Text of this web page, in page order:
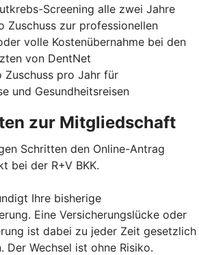
Screening alle zwei Jahre
Zuschuss zur professionellen
volle Kostenübernahme bei den
von DentNet
Zuschuss pro Jahr für
und Gesundheitsreisen
zur Mitgliedschaft
Schritten den Online-Antrag
bei der R+V BKK.
Ihre bisherige
Eine Versicherungslücke oder
ist dabei zu jeder Zeit gesetzlich
Der Wechsel ist ohne Risiko.